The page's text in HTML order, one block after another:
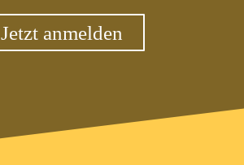
Jetzt anmelden